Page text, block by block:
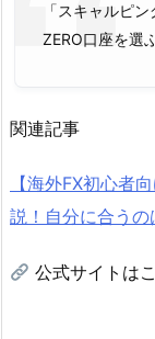
「スキャルピ
ZERO口座を選
関連記事
【海外FX初心者
説！自分に合うの
公式サイトは